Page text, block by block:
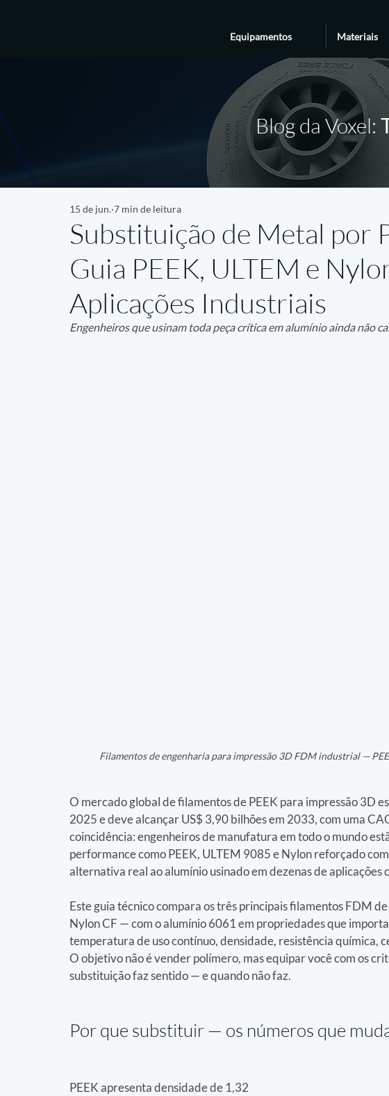
Equipamentos Materiais
Blog da Voxel:
Substituição de Metal por
Guia PEEK, ULTEM e
Aplicações Industriais
15 de jun. 7 min de leitura
Engenheiros que usinam toda peça crítica em alumínio ainda não
Filamentos de engenharia para impressão 3D FDM industrial —
O mercado global de filamentos de PEEK para impressão 3D
2025 e deve alcançar US$ 3,90 bilhões em 2033, com uma
coincidência: engenheiros de manufatura em todo o mundo
performance como PEEK, ULTEM 9085 e Nylon reforçado
alternativa real ao alumínio usinado em dezenas de aplicações
Este guia técnico compara os três principais filamentos FDM
Nylon CF — com o alumínio 6061 em propriedades que
temperatura de uso contínuo, densidade, resistência química,
O objetivo não é vender polímero, mas equipar você com os
substituição faz sentido — e quando não faz.
Por que substituir — os números que
PEEK apresenta densidade de 1,32